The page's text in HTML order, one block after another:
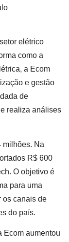
elétrico
como a
a Ecom
e gestão
de
realiza análises
milhões. Na
R$ 600
O objetivo é
para uma
os canais de
do país.
Ecom aumentou